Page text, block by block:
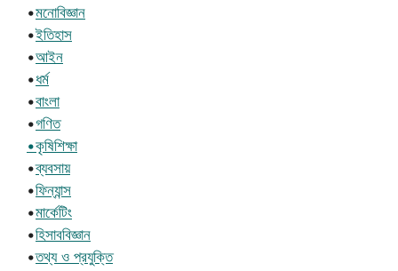
•মনোবিজ্ঞান
•ইতিহাস
•আইন
•ধর্ম
•বাংলা
•গণিত
•কৃষিশিক্ষা
•ব্যবসায়
•ফিন্যান্স
•মার্কেটিং
•হিসাববিজ্ঞান
•তথ্য ও প্রযুক্তি